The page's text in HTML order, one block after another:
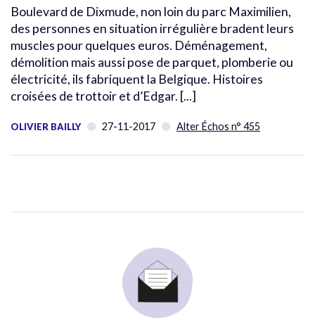
Boulevard de Dixmude, non loin du parc Maximilien,
des personnes en situation irrégulière bradent leurs
muscles pour quelques euros. Déménagement,
démolition mais aussi pose de parquet, plomberie ou
électricité, ils fabriquent la Belgique. Histoires
croisées de trottoir et d’Edgar. [...]
OLIVIER BAILLY 27-11-2017 Alter Échos n° 455